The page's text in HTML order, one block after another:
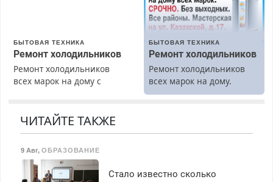
Ежемесячно
выплачивается денежная
премия. Возможно
бесплатное обучение,
транспортной
безопасности с з/п до
БЫТОВАЯ ТЕХНИКА
Ремонт холодильников
Ремонт холодильников
всех марок на дому с
Недорого. Без выходных.
БЫТОВАЯ ТЕХНИКА
Ремонт холодильников
Ремонт холодильников
всех марок на дому.
ЧИТАЙТЕ ТАКЖЕ
9 Авг, ОБРАЗОВАНИЕ
Стало известно сколько